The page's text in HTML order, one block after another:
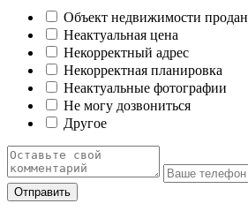
Объект недвижимости продан
Неактуальная цена
Некорректный адрес
Некорректная планировка
Неактуальные фотографии
Не могу дозвониться
Другое
Отправить